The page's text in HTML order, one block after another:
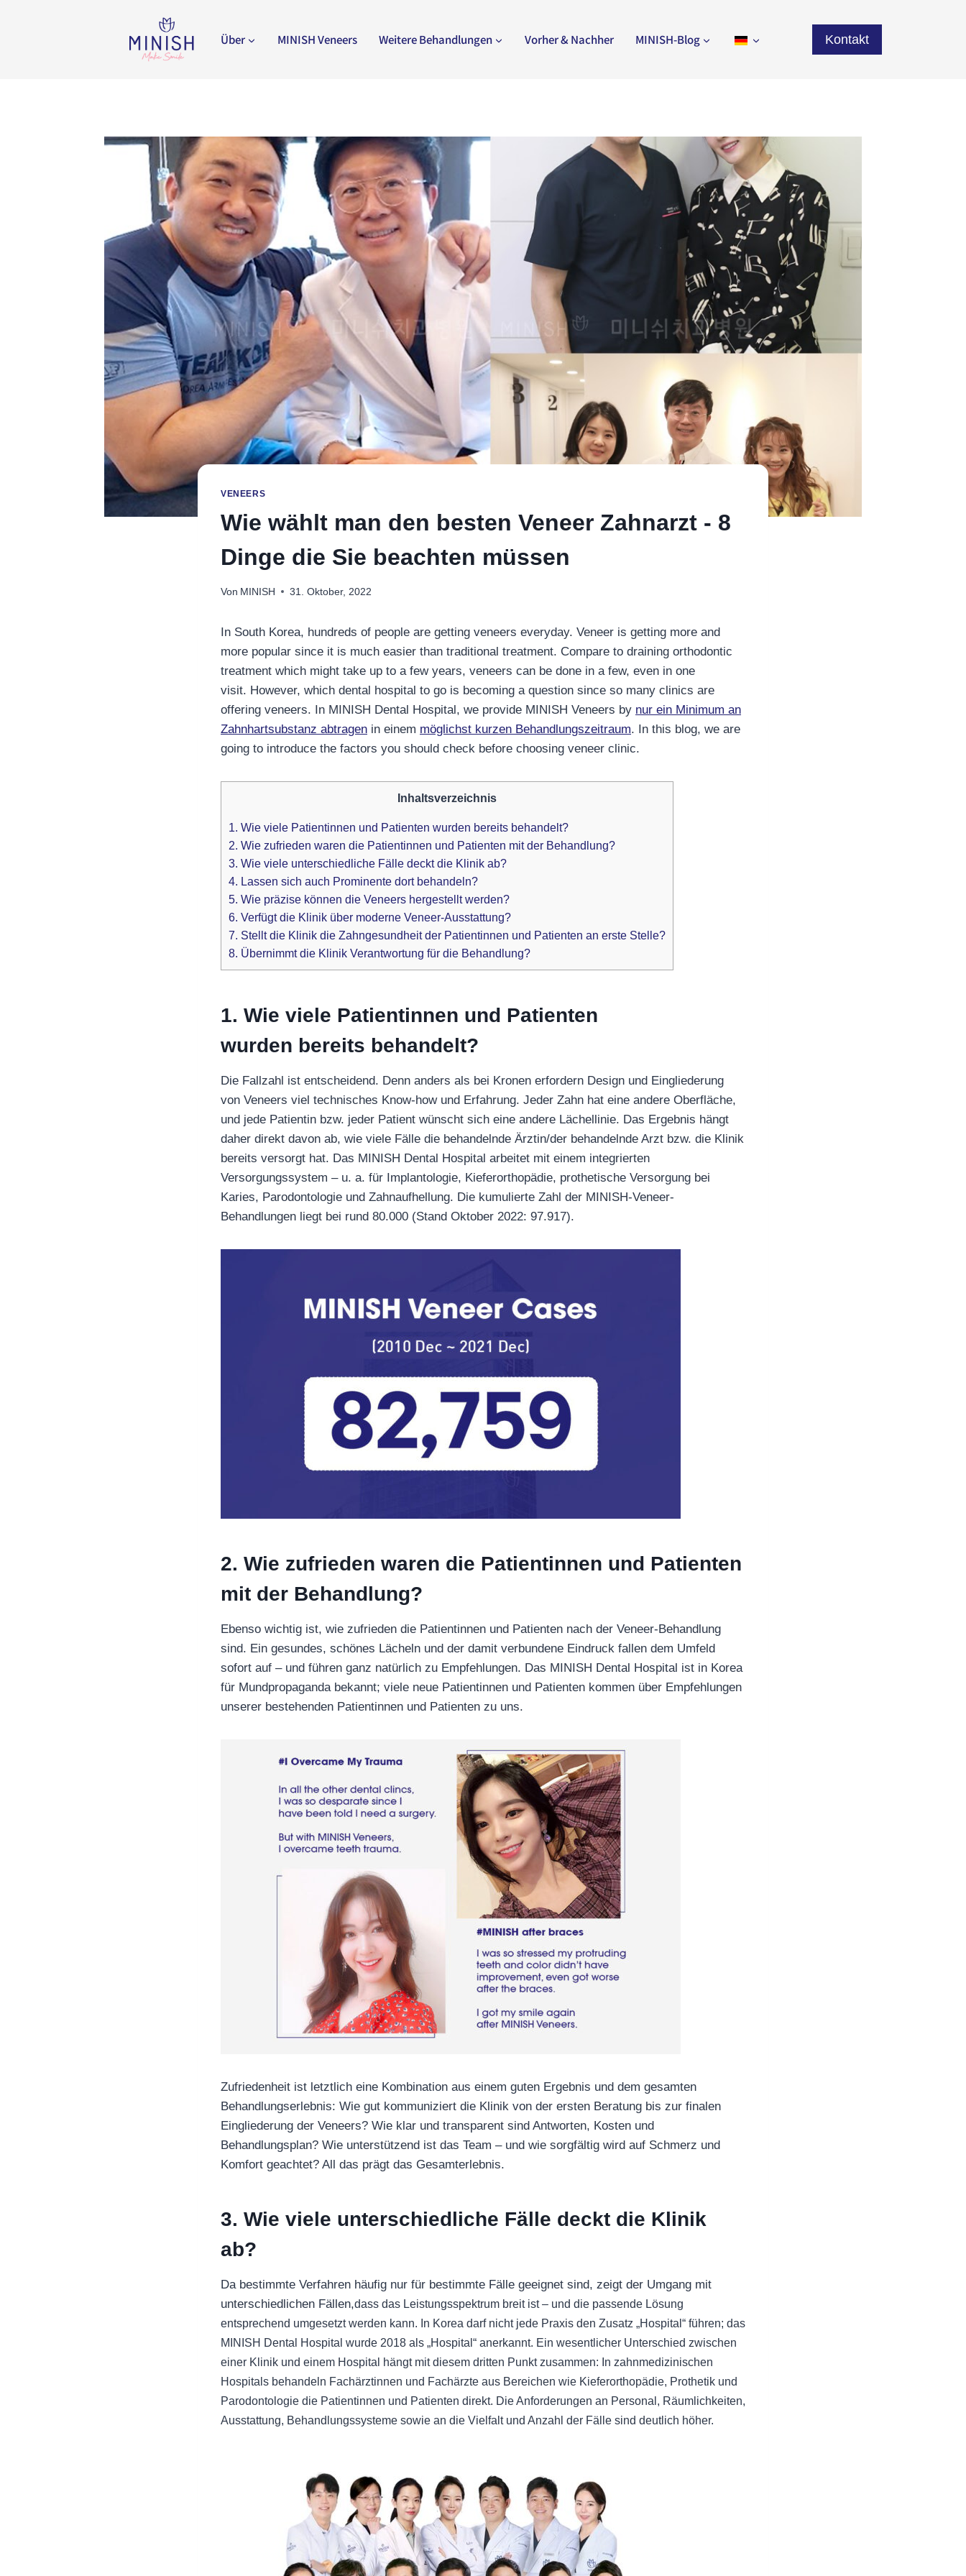
Über MINISH Veneers Weitere Behandlungen Vorher & Nachher MINISH-Blog Kontakt
VENEERS
Wie wählt man den besten Veneer Zahnarzt - 8
Dinge die Sie beachten müssen
Von MINISH 31. Oktober, 2022
In South Korea, hundreds of people are getting veneers everyday. Veneer is getting more and
more popular since it is much easier than traditional treatment. Compare to draining orthodontic
treatment which might take up to a few years, veneers can be done in a few, even in one
visit. However, which dental hospital to go is becoming a question since so many clinics are
offering veneers. In MINISH Dental Hospital, we provide MINISH Veneers by nur ein Minimum an
Zahnhartsubstanz abtragen in einem möglichst kurzen Behandlungszeitraum. In this blog, we are
going to introduce the factors you should check before choosing veneer clinic.
Inhaltsverzeichnis
1. Wie viele Patientinnen und Patienten wurden bereits behandelt?
2. Wie zufrieden waren die Patientinnen und Patienten mit der Behandlung?
3. Wie viele unterschiedliche Fälle deckt die Klinik ab?
4. Lassen sich auch Prominente dort behandeln?
5. Wie präzise können die Veneers hergestellt werden?
6. Verfügt die Klinik über moderne Veneer-Ausstattung?
7. Stellt die Klinik die Zahngesundheit der Patientinnen und Patienten an erste Stelle?
8. Übernimmt die Klinik Verantwortung für die Behandlung?
1. Wie viele Patientinnen und Patienten
wurden bereits behandelt?
Die Fallzahl ist entscheidend. Denn anders als bei Kronen erfordern Design und Eingliederung
von Veneers viel technisches Know-how und Erfahrung. Jeder Zahn hat eine andere Oberfläche,
und jede Patientin bzw. jeder Patient wünscht sich eine andere Lächellinie. Das Ergebnis hängt
daher direkt davon ab, wie viele Fälle die behandelnde Ärztin/der behandelnde Arzt bzw. die Klinik
bereits versorgt hat. Das MINISH Dental Hospital arbeitet mit einem integrierten
Versorgungssystem – u. a. für Implantologie, Kieferorthopädie, prothetische Versorgung bei
Karies, Parodontologie und Zahnaufhellung. Die kumulierte Zahl der MINISH-Veneer-
Behandlungen liegt bei rund 80.000 (Stand Oktober 2022: 97.917).
2. Wie zufrieden waren die Patientinnen und Patienten
mit der Behandlung?
Ebenso wichtig ist, wie zufrieden die Patientinnen und Patienten nach der Veneer-Behandlung
sind. Ein gesundes, schönes Lächeln und der damit verbundene Eindruck fallen dem Umfeld
sofort auf – und führen ganz natürlich zu Empfehlungen. Das MINISH Dental Hospital ist in Korea
für Mundpropaganda bekannt; viele neue Patientinnen und Patienten kommen über Empfehlungen
unserer bestehenden Patientinnen und Patienten zu uns.
Zufriedenheit ist letztlich eine Kombination aus einem guten Ergebnis und dem gesamten
Behandlungserlebnis: Wie gut kommuniziert die Klinik von der ersten Beratung bis zur finalen
Eingliederung der Veneers? Wie klar und transparent sind Antworten, Kosten und
Behandlungsplan? Wie unterstützend ist das Team – und wie sorgfältig wird auf Schmerz und
Komfort geachtet? All das prägt das Gesamterlebnis.
3. Wie viele unterschiedliche Fälle deckt die Klinik
ab?
Da bestimmte Verfahren häufig nur für bestimmte Fälle geeignet sind, zeigt der Umgang mit
unterschiedlichen Fällen,dass das Leistungsspektrum breit ist – und die passende Lösung
entsprechend umgesetzt werden kann. In Korea darf nicht jede Praxis den Zusatz „Hospital“ führen; das
MINISH Dental Hospital wurde 2018 als „Hospital“ anerkannt. Ein wesentlicher Unterschied zwischen
einer Klinik und einem Hospital hängt mit diesem dritten Punkt zusammen: In zahnmedizinischen
Hospitals behandeln Fachärztinnen und Fachärzte aus Bereichen wie Kieferorthopädie, Prothetik und
Parodontologie die Patientinnen und Patienten direkt. Die Anforderungen an Personal, Räumlichkeiten,
Ausstattung, Behandlungssysteme sowie an die Vielfalt und Anzahl der Fälle sind deutlich höher.